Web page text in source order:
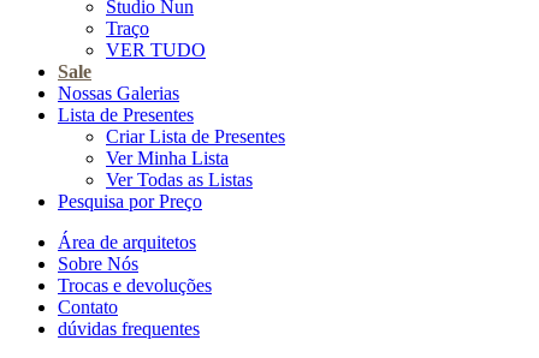
Studio Nun
Traço
VER TUDO
Sale
Nossas Galerias
Lista de Presentes
Criar Lista de Presentes
Ver Minha Lista
Ver Todas as Listas
Pesquisa por Preço
Área de arquitetos
Sobre Nós
Trocas e devoluções
Contato
dúvidas frequentes